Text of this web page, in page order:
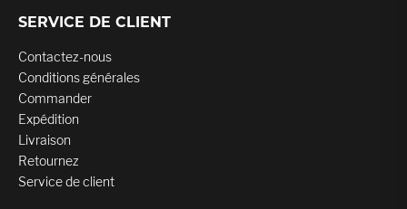
SERVICE DE CLIENT
Contactez-nous
Conditions générales
Commander
Expédition
Livraison
Retournez
Service de client